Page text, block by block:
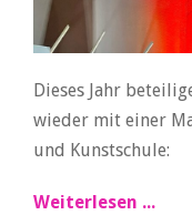
Dieses Jahr
wieder mit einer
und Kunstschule:
Weiterlesen ...